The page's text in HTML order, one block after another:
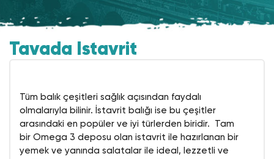
Tavada İstavrit
Tüm balık çeşitleri sağlık açısından faydalı
olmalarıyla bilinir. İstavrit balığı ise bu çeşitler
arasındaki en popüler ve iyi türlerden biridir. Tam
bir Omega 3 deposu olan istavrit ile hazırlanan bir
yemek ve yanında salatalar ile ideal, lezzetli ve